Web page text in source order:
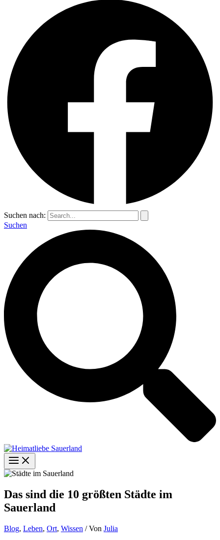
Suchen nach:
Suchen
Das sind die 10 größten Städte im
Sauerland
Blog, Leben, Ort, Wissen / Von Julia